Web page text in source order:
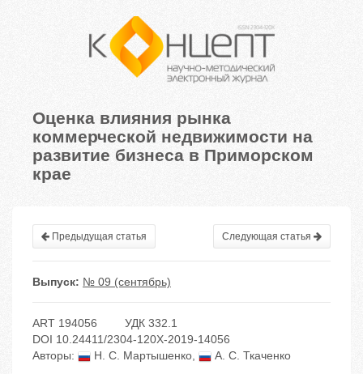
Оценка влияния рынка
коммерческой недвижимости на
развитие бизнеса в Приморском
крае
Предыдущая статья Следующая статья
Выпуск: № 09 (сентябрь)
ART 194056
УДК 332.1
DOI 10.24411/2304-120X-2019-14056
Авторы:
Н. С. Мартышенко, А. С. Ткаченко